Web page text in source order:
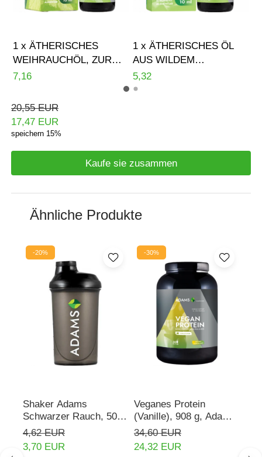
1 x ÄTHERISCHES
WEIHRAUCHÖL, ZUR
INNERLICHEN
ADAMS SUPPLEMENTS
7,16
1 x ÄTHERISCHES ÖL
AUS WILDEM
OREGANO, ZUR
INNEREN ANWENDUNG,
5,32
20,55 EUR
17,47 EUR
speichern 15%
Kaufe sie zusammen
Ähnliche Produkte
-20%
Shaker Adams
Schwarzer Rauch, 500
ml
4,62 EUR
3,70 EUR
-30%
Veganes Protein
(Vanille), 908 g, Adams
Supplements
34,60 EUR
24,32 EUR